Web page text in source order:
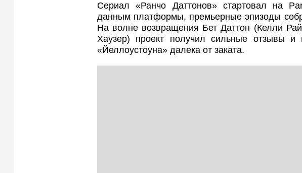
Сериал «Ранчо Даттонов» стартовал на
данным платформы, премьерные эпизоды
На волне возвращения Бет Даттон (Келли
Хаузер) проект получил сильные отзывы и
«Йеллоустоуна» далека от заката.